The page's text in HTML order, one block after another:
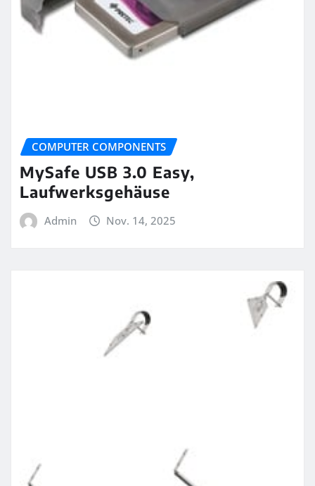
COMPUTER COMPONENTS
MySafe USB 3.0 Easy,
Laufwerksgehäuse
Admin Nov. 14, 2025